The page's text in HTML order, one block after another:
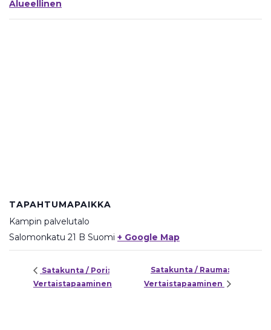
Alueellinen
TAPAHTUMAPAIKKA
Kampin palvelutalo
Salomonkatu 21 B Suomi + Google Map
Satakunta / Pori:
Vertaistapaaminen
Satakunta / Rauma:
Vertaistapaaminen